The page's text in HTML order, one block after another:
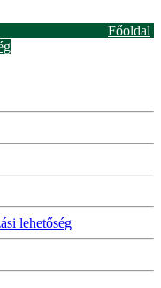
Főoldal
lehetőség